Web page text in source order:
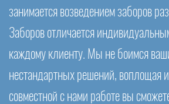
занимается возведением заборов
Заборов отличается
каждому клиенту. Мы не боимся
нестандартных решений, воплощая
совместной с нами работе вы